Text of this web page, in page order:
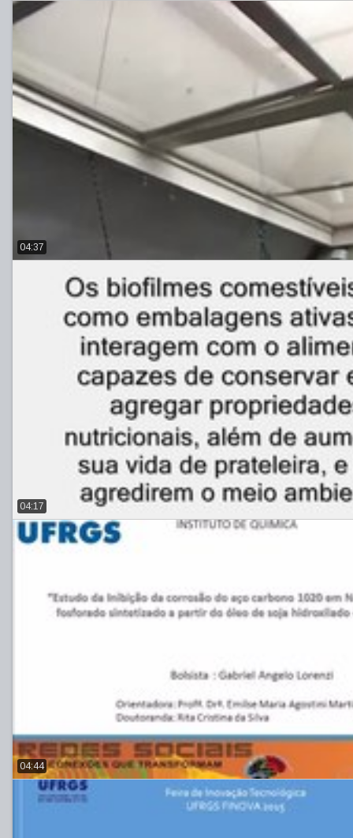
04:37
04:17
04:44